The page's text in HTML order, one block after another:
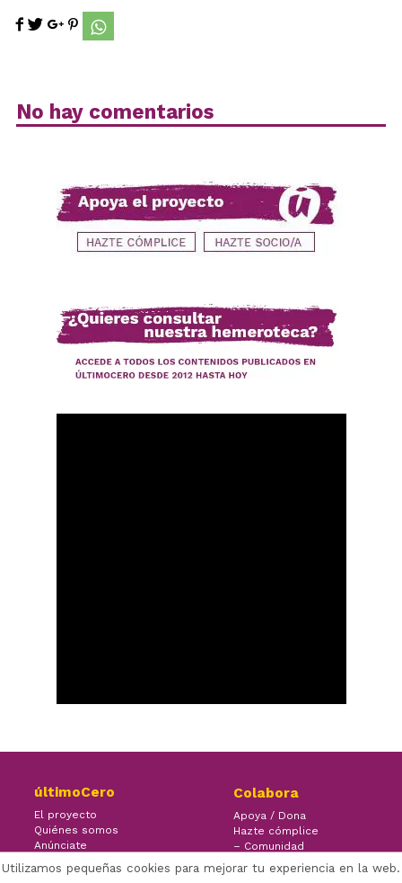
No hay comentarios
últimoCero
El proyecto
Quiénes somos
Anúnciate
Colabora
Apoya / Dona
Hazte cómplice
– Comunidad
– Ayuda
Utilizamos pequeñas cookies para mejorar tu experiencia en la web.